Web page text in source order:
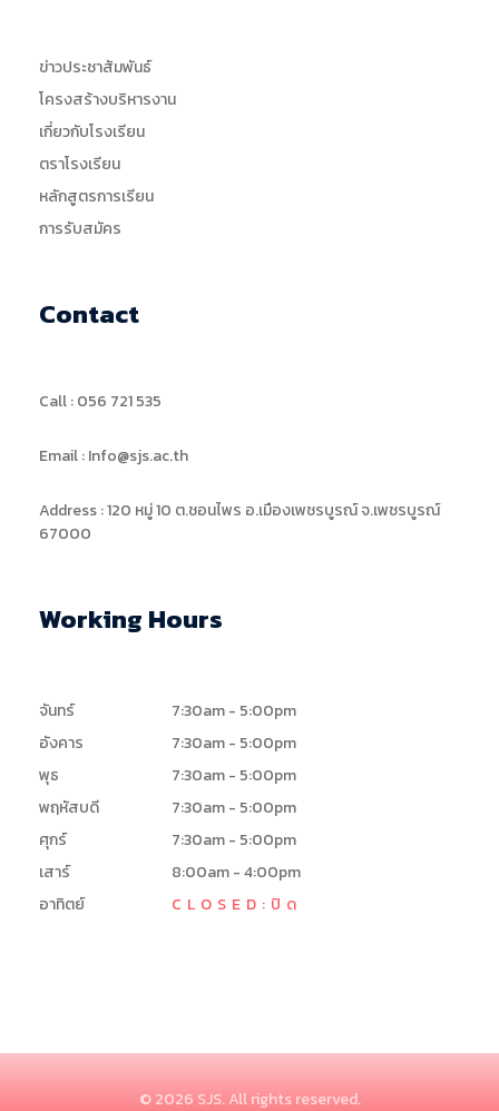
ข่าวประชาสัมพันธ์
โครงสร้างบริหารงาน
เกี่ยวกับโรงเรียน
ตราโรงเรียน
หลักสูตรการเรียน
การรับสมัคร
Contact
Call : 056 721 535
Email : Info@sjs.ac.th
Address : 120 หมู่ 10 ต.ชอนไพร อ.เมืองเพชรบูรณ์ จ.เพชรบูรณ์
67000
Working Hours
จันทร์
7:30am - 5:00pm
อังคาร
7:30am - 5:00pm
พุธ
7:30am - 5:00pm
พฤหัสบดี
7:30am - 5:00pm
ศุกร์
7:30am - 5:00pm
เสาร์
8:00am - 4:00pm
อาทิตย์
CLOSED:ปิด
© 2026 SJS. All rights reserved.